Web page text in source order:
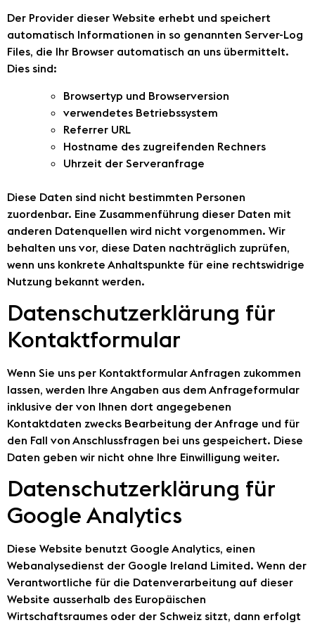
Der Provider dieser Website erhebt und speichert
automatisch Informationen in so genannten Server-Log
Files, die Ihr Browser automatisch an uns übermittelt.
Dies sind:
Browsertyp und Browserversion
verwendetes Betriebssystem
Referrer URL
Hostname des zugreifenden Rechners
Uhrzeit der Serveranfrage
Diese Daten sind nicht bestimmten Personen
zuordenbar. Eine Zusammenführung dieser Daten mit
anderen Datenquellen wird nicht vorgenommen. Wir
behalten uns vor, diese Daten nachträglich zuprüfen,
wenn uns konkrete Anhaltspunkte für eine rechtswidrige
Nutzung bekannt werden.
Datenschutzerklärung für
Kontaktformular
Wenn Sie uns per Kontaktformular Anfragen zukommen
lassen, werden Ihre Angaben aus dem Anfrageformular
inklusive der von Ihnen dort angegebenen
Kontaktdaten zwecks Bearbeitung der Anfrage und für
den Fall von Anschlussfragen bei uns gespeichert. Diese
Daten geben wir nicht ohne Ihre Einwilligung weiter.
Datenschutzerklärung für
Google Analytics
Diese Website benutzt Google Analytics, einen
Webanalysedienst der Google Ireland Limited. Wenn der
Verantwortliche für die Datenverarbeitung auf dieser
Website ausserhalb des Europäischen
Wirtschaftsraumes oder der Schweiz sitzt, dann erfolgt